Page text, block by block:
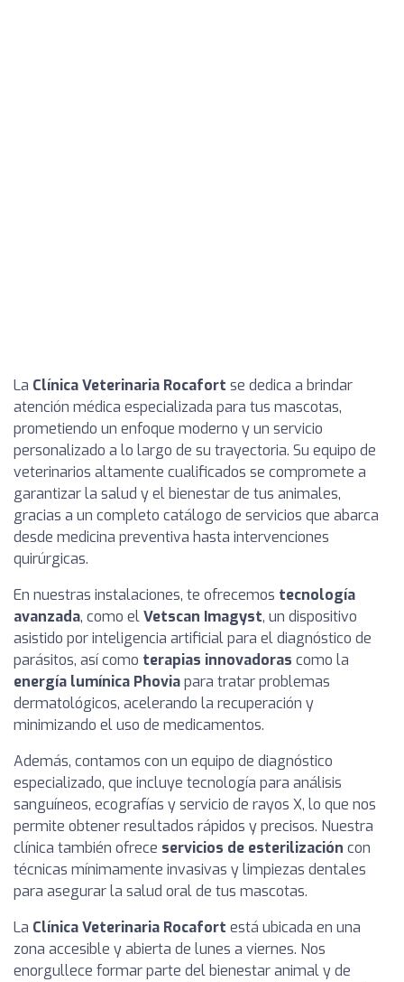
La Clínica Veterinaria Rocafort se dedica a brindar
atención médica especializada para tus mascotas,
prometiendo un enfoque moderno y un servicio
personalizado a lo largo de su trayectoria. Su equipo de
veterinarios altamente cualificados se compromete a
garantizar la salud y el bienestar de tus animales,
gracias a un completo catálogo de servicios que abarca
desde medicina preventiva hasta intervenciones
quirúrgicas.
En nuestras instalaciones, te ofrecemos tecnología
avanzada, como elVetscan Imagyst, un dispositivo
asistido por inteligencia artificial para el diagnóstico de
parásitos, así como terapias innovadoras como la
energía lumínica Phoviapara tratar problemas
dermatológicos, acelerando la recuperación y
minimizando el uso de medicamentos.
Además, contamos con un equipo de diagnóstico
especializado, que incluye tecnología para análisis
sanguíneos, ecografías y servicio de rayos X, lo que nos
permite obtener resultados rápidos y precisos. Nuestra
clínica también ofrece servicios de esterilización con
técnicas mínimamente invasivas y limpiezas dentales
para asegurar la salud oral de tus mascotas.
La Clínica Veterinaria Rocafort está ubicada en una
zona accesible y abierta de lunes a viernes. Nos
enorgullece formar parte del bienestar animal y de